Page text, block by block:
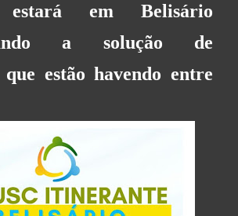
estará em Belisário
a solução de
estão havendo entre